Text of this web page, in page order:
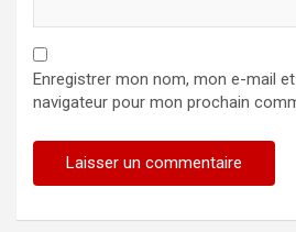
Enregistrer mon nom, mon e-mail
navigateur pour mon prochain